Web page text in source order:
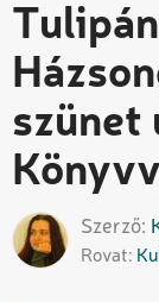
szünet
Szerző
Rovat